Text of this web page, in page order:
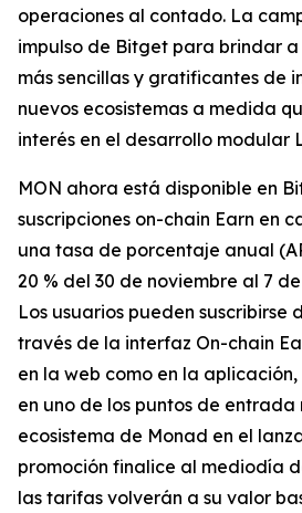
operaciones al contado. La
impulso de Bitget para brindar a
más sencillas y gratificantes de
nuevos ecosistemas a medida
interés en el desarrollo modular
MON ahora está disponible en
suscripciones on-chain Earn en
una tasa de porcentaje anual
20 % del 30 de noviembre al 7
Los usuarios pueden suscribirse
través de la interfaz On-chain
en la web como en la
en uno de los puntos de entrada
ecosistema de Monad en el
promoción finalice al mediodía
las tarifas volverán a su valor